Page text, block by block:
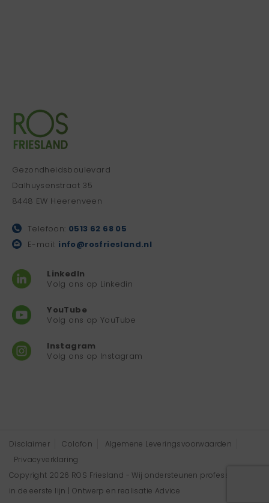
Gezondheidsboulevard
Dalhuysenstraat 35
8448 EW Heerenveen
Telefoon: 0513 62 68 05
E-mail: info@rosfriesland.nl
LinkedIn
Volg ons op Linkedin
YouTube
Volg ons op YouTube
Instagram
Volg ons op Instagram
Disclaimer Colofon
Algemene Leveringsvoorwaarden
Privacyverklaring
Copyright 2026 ROS Friesland - Wij ondersteunen professionals
in de eerste lijn | Ontwerp en realisatie Advice